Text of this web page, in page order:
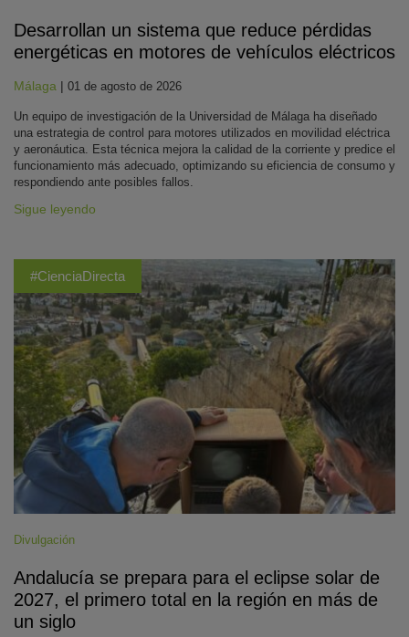
Desarrollan un sistema que reduce pérdidas
energéticas en motores de vehículos eléctricos
Málaga | 01 de agosto de 2026
Un equipo de investigación de la Universidad de Málaga ha diseñado
una estrategia de control para motores utilizados en movilidad eléctrica
y aeronáutica. Esta técnica mejora la calidad de la corriente y predice el
funcionamiento más adecuado, optimizando su eficiencia de consumo y
respondiendo ante posibles fallos.
Sigue leyendo
#CienciaDirecta
Divulgación
Andalucía se prepara para el eclipse solar de
2027, el primero total en la región en más de
un siglo